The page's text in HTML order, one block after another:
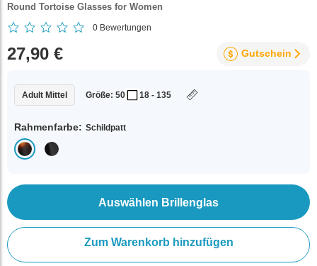
Round Tortoise Glasses for Women
0 Bewertungen
27,90 € Gutschein
Adult Mittel Größe: 50 18 - 135
Rahmenfarbe: Schildpatt
Auswählen Brillenglas
Zum Warenkorb hinzufügen